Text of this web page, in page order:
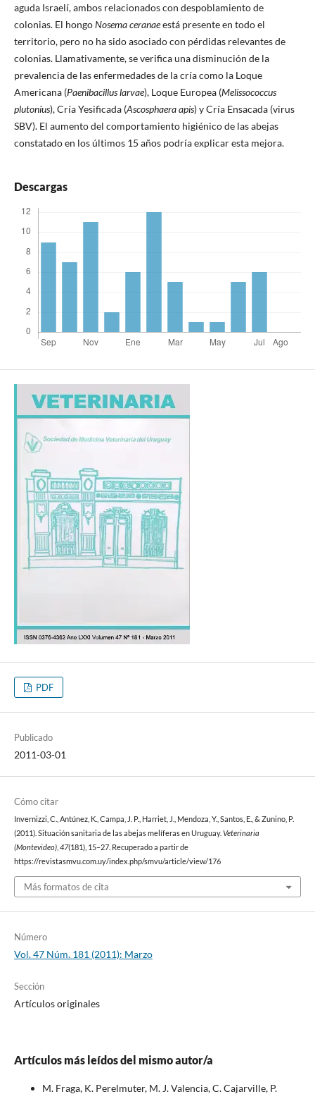
aguda Israelí, ambos relacionados con despoblamiento de
colonias. El hongoNosema ceranaeestá presente en todo el
territorio, pero no ha sido asociado con pérdidas relevantes de
colonias. Llamativamente, se verifica una disminución de la
prevalencia de las enfermedades de la cría como la Loque
Americana (Paenibacillus larvae), Loque Europea (Melissococcus
plutonius), Cría Yesificada (Ascosphaera apis) y Cría Ensacada (virus
SBV). El aumento del comportamiento higiénico de las abejas
constatado en los últimos 15 años podría explicar esta mejora.
Descargas
PDF
Publicado
2011-03-01
Cómo citar
Invernizzi, C., Antúnez, K., Campa, J. P., Harriet, J., Mendoza, Y., Santos, E., & Zunino, P.
(2011). Situación sanitaria de las abejas melíferas en Uruguay. Veterinaria
(Montevideo), 47(181), 15–27. Recuperado a partir de
https://revistasmvu.com.uy/index.php/smvu/article/view/176
Más formatos de cita
Número
Vol. 47 Núm. 181 (2011): Marzo
Sección
Artículos originales
Artículos más leídos del mismo autor/a
M. Fraga, K. Perelmuter, M. J. Valencia, C. Cajarville, P.